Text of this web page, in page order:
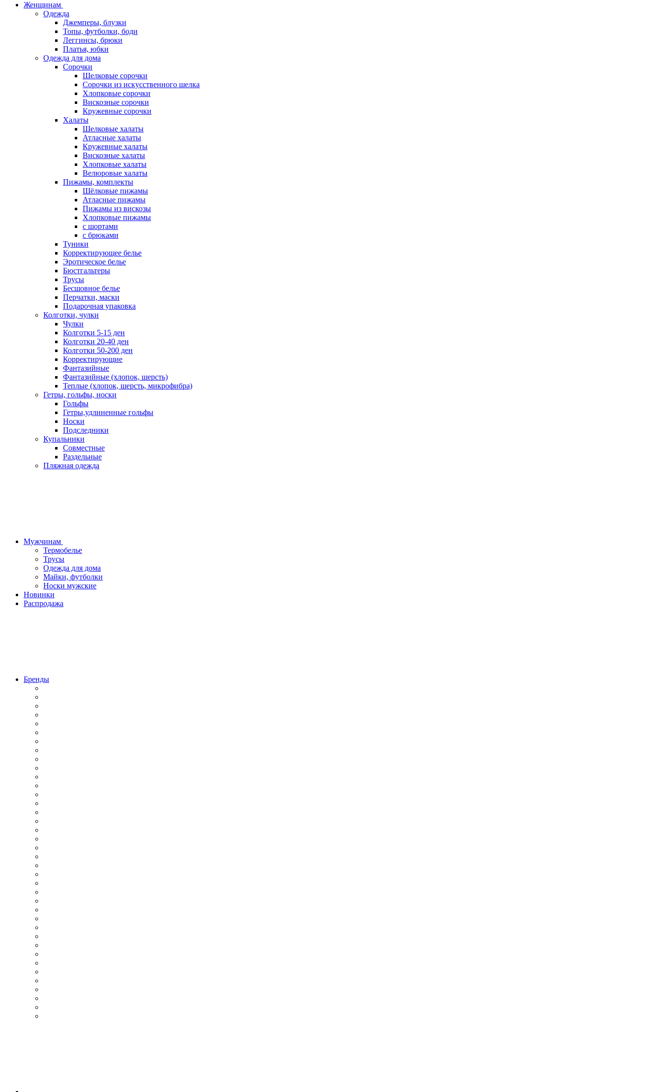
Женщинам
Одежда
Джемперы, блузки
Топы, футболки, боди
Леггинсы, брюки
Платья, юбки
Одежда для дома
Сорочки
Шелковые сорочки
Сорочки из искусственного шелка
Хлопковые сорочки
Вискозные сорочки
Кружевные сорочки
Халаты
Шелковые халаты
Атласные халаты
Кружевные халаты
Вискозные халаты
Хлопковые халаты
Велюровые халаты
Пижамы, комплекты
Шёлковые пижамы
Атласные пижамы
Пижамы из вискозы
Хлопковые пижамы
с шортами
с брюками
Туники
Корректирующее белье
Эротическое белье
Бюстгальтеры
Трусы
Бесшовное белье
Перчатки, маски
Подарочная упаковка
Колготки, чулки
Чулки
Колготки 5-15 ден
Колготки 20-40 ден
Колготки 50-200 ден
Корректирующие
Фантазийные
Фантазийные (хлопок, шерсть)
Теплые (хлопок, шерсть, микрофибра)
Гетры, гольфы, носки
Гольфы
Гетры,удлиненные гольфы
Носки
Подследники
Купальники
Совместные
Раздельные
Пляжная одежда
Мужчинам
Термобелье
Трусы
Одежда для дома
Майки, футболки
Носки мужские
Новинки
Распродажа
Бренды